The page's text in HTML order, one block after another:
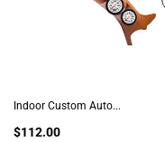
Indoor Custom Auto...
$112.00